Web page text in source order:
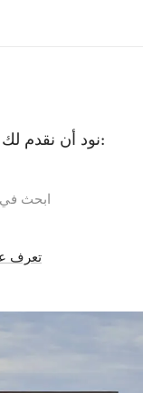
نود أن نقدم لك بعض البدائل بينما نقوم بإصلاح الخطأ:
ابحث
تعرف